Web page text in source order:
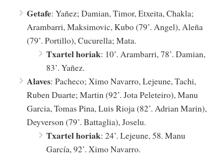
Getafe: Yañez; Damian, Timor, Etxeita, Chakla;
Arambarri, Maksimovic, Kubo (79’. Angel), Aleña
(79’. Portillo), Cucurella; Mata.
Txartel horiak: 10’. Arambarri, 78’. Damian,
83’. Yañez.
Alaves: Pacheco; Ximo Navarro, Lejeune, Tachi,
Ruben Duarte; Martin (92’. Jota Peleteiro), Manu
Garcia, Tomas Pina, Luis Rioja (82’. Adrian Marin),
Deyverson (79’. Battaglia), Joselu.
Txartel horiak: 24’. Lejeune, 58. Manu
García, 92’. Ximo Navarro.